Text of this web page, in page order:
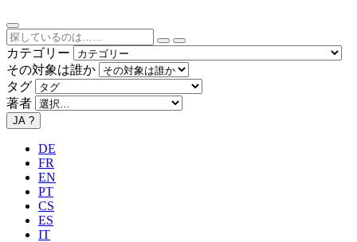
カテゴリー
その対象は誰か
タグ
著者
JA ?
DE
FR
EN
PT
CS
ES
IT